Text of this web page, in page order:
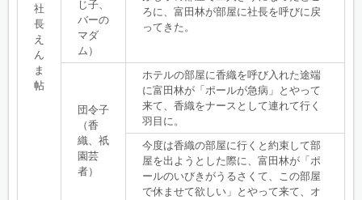
社
長
え
ん
ま
帖
じ子、
バーの
マダ
ム）
ろに、富田林が部屋に社長を呼びに戻
ってきた。
団令子
（香
織、祇
園芸
者）
ホテルの部屋に香織を呼び入れた途端
に富田林が「ポールが急病」とやって
来て、香織をナースとして連れて行く
羽目に。
今度は香織の部屋に行くと約束して部
屋を出ようとした際に、富田林が「ポ
ールのいびきがうるさくて、この部屋
で休ませて欲しい」とやって来て、オ